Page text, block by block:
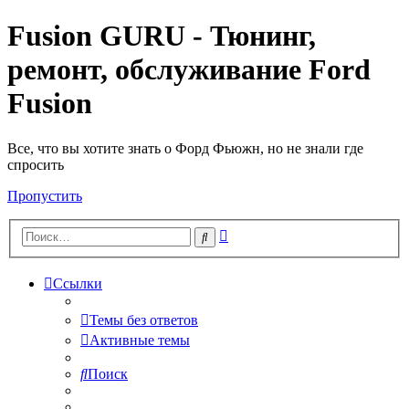
Fusion GURU - Тюнинг,
ремонт, обслуживание Ford
Fusion
Все, что вы хотите знать о Форд Фьюжн, но не знали где
спросить
Пропустить
Поиск
Ссылки
Темы без ответов
Активные темы
Поиск